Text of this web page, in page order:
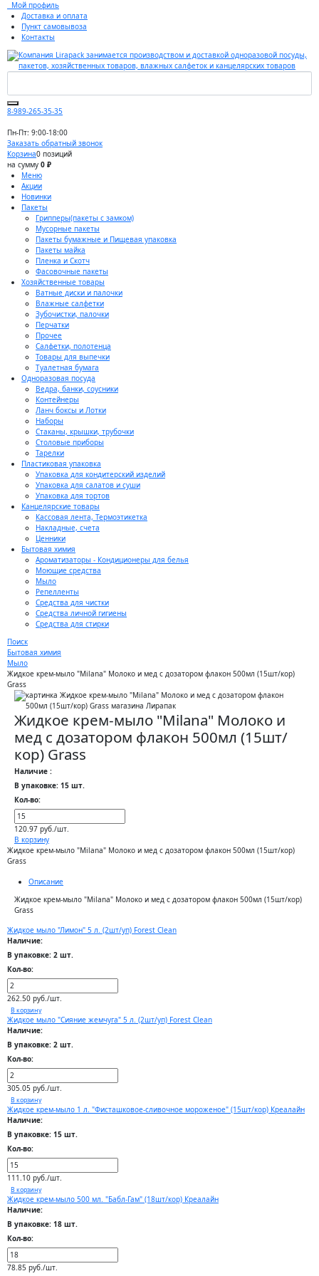
Мой профиль
Доставка и оплата
Пункт самовывоза
Контакты
8-989-265-35-35
Пн-Пт: 9:00-18:00
Заказать обратный звонок
Корзина0 позиций
на сумму 0 ₽
Меню
Акции
Новинки
Пакеты
Грипперы(пакеты с замком)
Мусорные пакеты
Пакеты бумажные и Пищевая упаковка
Пакеты майка
Пленка и Скотч
Фасовочные пакеты
Хозяйственные товары
Ватные диски и палочки
Влажные салфетки
Зубочистки, палочки
Перчатки
Прочее
Салфетки, полотенца
Товары для выпечки
Туалетная бумага
Одноразовая посуда
Ведра, банки, соусники
Контейнеры
Ланч боксы и Лотки
Наборы
Стаканы, крышки, трубочки
Столовые приборы
Тарелки
Пластиковая упаковка
Упаковка для кондитерский изделий
Упаковка для салатов и суши
Упаковка для тортов
Канцелярские товары
Кассовая лента, Термоэтикетка
Накладные, счета
Ценники
Бытовая химия
Ароматизаторы - Кондиционеры для белья
Моющие средства
Мыло
Репелленты
Средства для чистки
Средства личной гигиены
Средства для стирки
Поиск
Бытовая химия
Мыло
Жидкое крем-мыло "Milana" Молоко и мед с дозатором флакон 500мл (15шт/кор)
Grass
Жидкое крем-мыло "Milana" Молоко и
мед с дозатором флакон 500мл (15шт/
кор) Grass
Наличие :
В упаковке: 15 шт.
Кол-во:
120.97 руб./шт.
В корзину
Жидкое крем-мыло "Milana" Молоко и мед с дозатором флакон 500мл (15шт/кор)
Grass
Описание
Жидкое крем-мыло "Milana" Молоко и мед с дозатором флакон 500мл (15шт/кор)
Grass
Жидкое мыло "Лимон" 5 л. (2шт/уп) Forest Clean
Наличие:
В упаковке: 2 шт.
Кол-во:
262.50 руб./шт.
В корзину
Жидкое мыло "Сияние жемчуга" 5 л. (2шт/уп) Forest Clean
Наличие:
В упаковке: 2 шт.
Кол-во:
305.05 руб./шт.
В корзину
Жидкое крем-мыло 1 л. "Фисташковое-сливочное мороженое" (15шт/кор) Креалайн
Наличие:
В упаковке: 15 шт.
Кол-во:
111.10 руб./шт.
В корзину
Жидкое крем-мыло 500 мл. "Бабл-Гам" (18шт/кор) Креалайн
Наличие:
В упаковке: 18 шт.
Кол-во:
78.85 руб./шт.